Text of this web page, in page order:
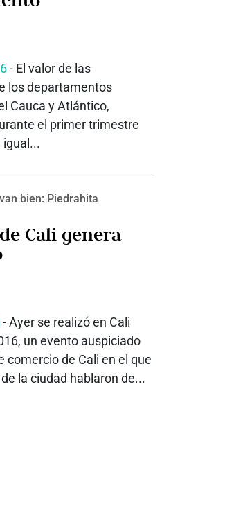
- El valor de las
los departamentos
Cauca y Atlántico,
el primer trimestre
igual...
bien: Piedrahita
Cali genera
- Ayer se realizó en Cali
un evento auspiciado
comercio de Cali en el que
la ciudad hablaron de...